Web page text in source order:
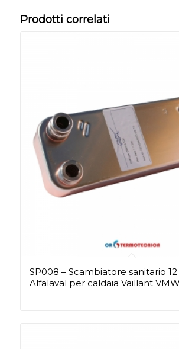
Prodotti correlati
SP008 – Scambiatore sanitario
Alfalaval per caldaia Vaillant